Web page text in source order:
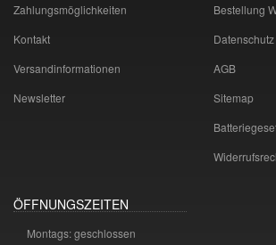
Zahlungsmöglichkeiten
Kontakt
Versandinformationen
Newsletter
Bestellung
Datenschutz
AGB
Sitemap
ÖFFNUNGSZEITEN
Montags: geschlossen